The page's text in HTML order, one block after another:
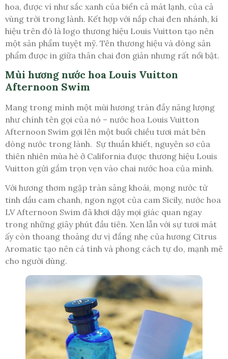
hoa, được ví như sắc xanh của biển cả mát lạnh, của cả
vùng trời trong lành. Kết hợp với nắp chai đen nhánh, kí
hiệu trên đó là logo thương hiệu Louis Vuitton tạo nên
một sản phẩm tuyệt mỹ. Tên thương hiệu và dòng sản
phẩm được in giữa thân chai đơn giản nhưng rất nổi bật.
Mùi hương nước hoa Louis Vuitton
Afternoon Swim
Mang trong mình một mùi hương tràn đầy năng lượng
như chính tên gọi của nó – nước hoa Louis Vuitton
Afternoon Swim gợi lên một buổi chiều tươi mát bên
dòng nước trong lành. Sự thuần khiết, nguyên sơ của
thiên nhiên mùa hè ở California được thương hiệu Louis
Vuitton gửi gắm trọn vẹn vào chai nước hoa của mình.
Với hương thơm ngập tràn sảng khoái, mọng nước từ
tinh dầu cam chanh, ngon ngọt của cam Sicily, nước hoa
LV Afternoon Swim đã khơi dậy mọi giác quan ngay
trong những giây phút đầu tiên. Xen lẫn với sự tươi mát
ấy còn thoang thoảng dư vị đắng nhẹ của hương Citrus
Aromatic tạo nên cá tính và phong cách tự do, mạnh mẽ
cho người dùng.